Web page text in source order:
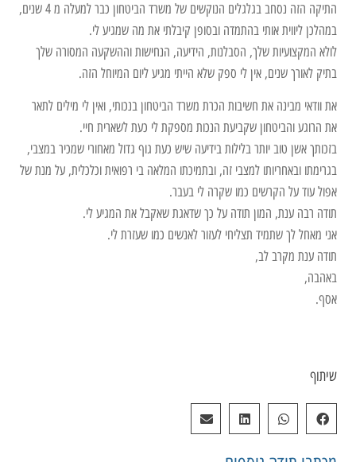
התיקה הזה נסחב בגלגלים הנוקשים של משרד הביטחון כבר למעלה מ 4 שנים,
במהלכן ליווית אותי בהתמדה ובסופן קיבלתי את מה שמגיע לי.
לולא המקצועיות שלך, הסבלנות, הידיעה, הנחישות וההשקעה המסורה שלך
בתיק לאורך שנים, אין לי ספק שלא הייתי מגיע ליום המיוחל הזה.
את וודאי מבינה את חשיבות הכרת משרד הביטחון בנכותי, ואין לי מילים לתאר
את הרוגע והביטחון שקביעת הנכות מספקת לי כעת לשארית חיי.
בזכותך אשן טוב יותר בלילות בידיעה שיש כעת גוף גדול מאחורי שמכיר במצבי,
בגרימתו ובאחריותו למצבי זה, ובתמיכתו המלאה בי רפואית וכלכלית, על מנת של
אפול עוד על הקרשים כמו שקרה לי בעבר.
תודה רבה ענת, המון תודה על כך שדאגת שאקבל את המגיע לי.
אני מאחל לך שתמיד תצליחי לעזור לאנשים כמו שעזרת לי.
תודה ענת מקרב לב,
באהבה,
אסף.
שיתוף